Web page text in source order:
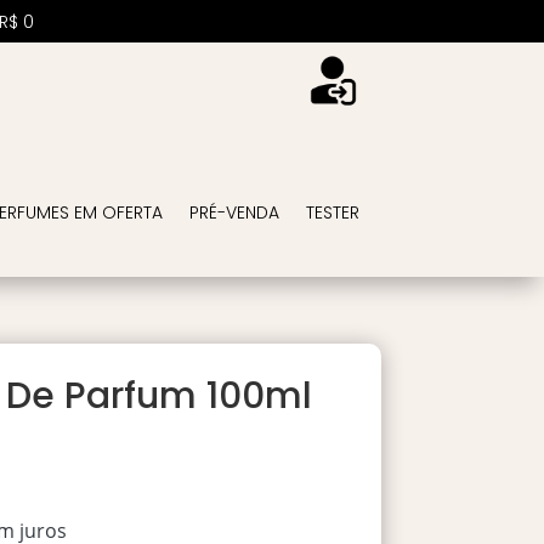
R$ 0
EM OFERTA PRÉ-VENDA
TESTER
Parfum 100ml
juros